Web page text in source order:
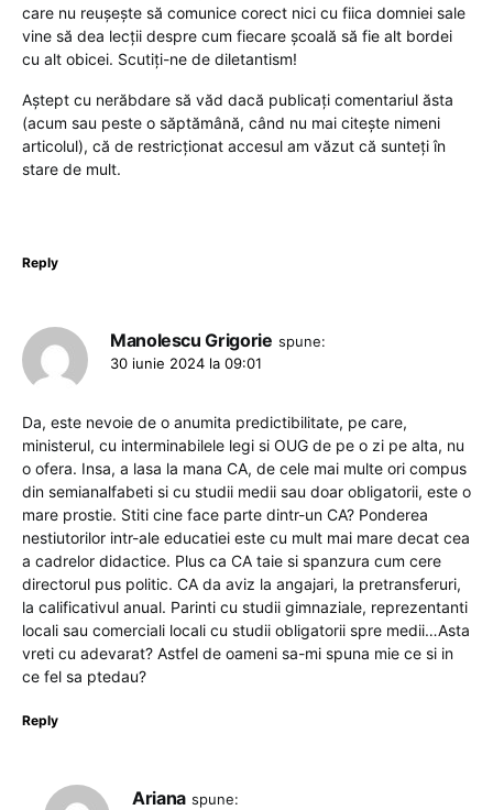
care nu reușește să comunice corect nici cu fiica domniei sale
vine să dea lecții despre cum fiecare școală să fie alt bordei
cu alt obicei. Scutiți-ne de diletantism!
Aștept cu nerăbdare să văd dacă publicați comentariul ăsta
(acum sau peste o săptămână, când nu mai citește nimeni
articolul), că de restricționat accesul am văzut că sunteți în
stare de mult.
Reply
Manolescu Grigorie spune:
30 iunie 2024 la 09:01
Da, este nevoie de o anumita predictibilitate, pe care,
ministerul, cu interminabilele legi si OUG de pe o zi pe alta, nu
o ofera. Insa, a lasa la mana CA, de cele mai multe ori compus
din semianalfabeti si cu studii medii sau doar obligatorii, este o
mare prostie. Stiti cine face parte dintr-un CA? Ponderea
nestiutorilor intr-ale educatiei este cu mult mai mare decat cea
a cadrelor didactice. Plus ca CA taie si spanzura cum cere
directorul pus politic. CA da aviz la angajari, la pretransferuri,
la calificativul anual. Parinti cu studii gimnaziale, reprezentanti
locali sau comerciali locali cu studii obligatorii spre medii…Asta
vreti cu adevarat? Astfel de oameni sa-mi spuna mie ce si in
ce fel sa ptedau?
Reply
Ariana spune: